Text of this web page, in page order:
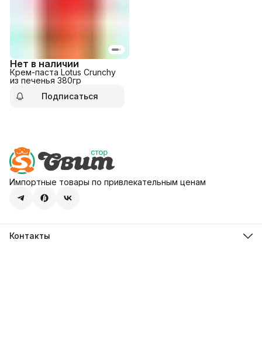
Нет в наличии
Крем-паста Lotus Crunchy
из печенья 380гр
Подписаться
Импортные товары по привлекательным ценам
Контакты